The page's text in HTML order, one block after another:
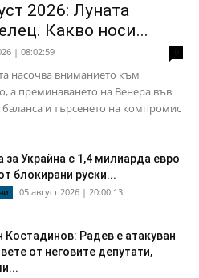
2026: Луната
Какво носи...
| 08:02:59
насочва вниманието към
а преминаването на Венера във
и търсенето на компромис
за Украйна с 1,4 милиарда евро
блокирани руски...
05 август 2026 | 20:00:13
Костадинов: Радев е атакуван
от неговите депутати,